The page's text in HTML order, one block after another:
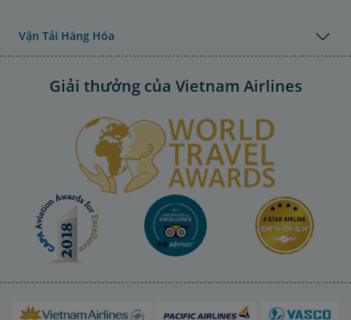
Vận Tải Hàng Hóa
Giải thưởng của Vietnam Airlines